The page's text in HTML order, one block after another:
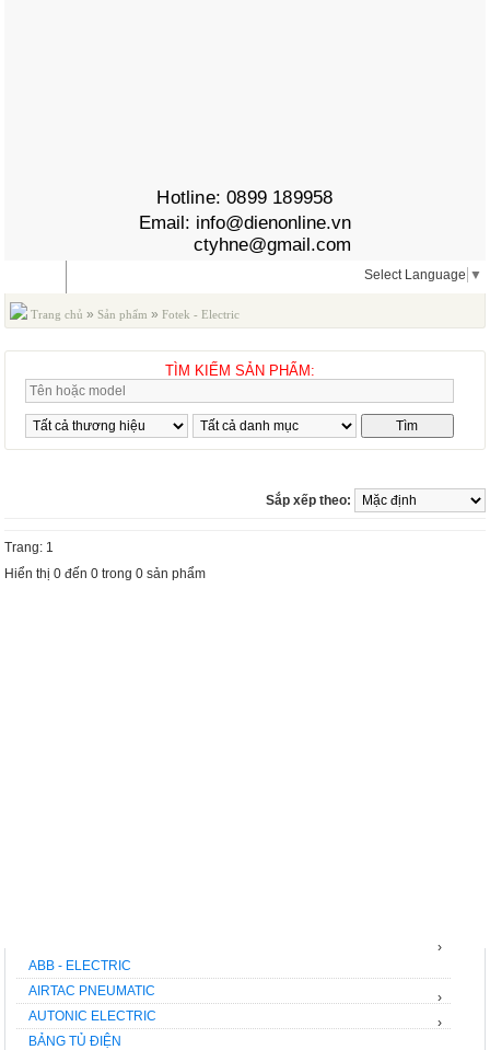
Hotline:0899 189958
Email: info@dienonline.vn
ctyhne@gmail.com
Trang chủ »Sản phẩm »Fotek - Electric
Select Language ▼
TÌM KIẾM SẢN PHẨM:
Sắp xếp theo:
Trang: 1
Hiển thị 0 đến 0 trong 0 sản phẩm
ABB - ELECTRIC
›
AIRTAC PNEUMATIC
AUTONIC ELECTRIC
›
BẢNG TỦ ĐIỆN
›